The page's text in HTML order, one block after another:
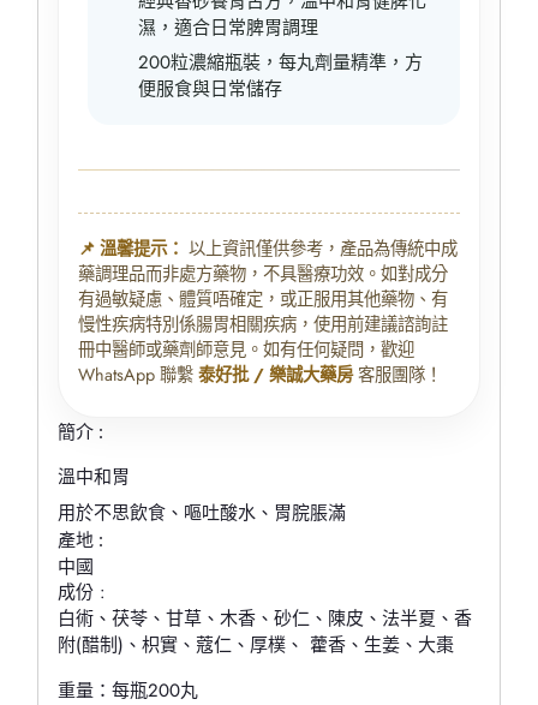
濕，適合日常脾胃調理
200粒濃縮瓶裝，每丸劑量精準，方
便服食與日常儲存
📌 溫馨提示： 以上資訊僅供參考，產品為傳統中成
藥調理品而非處方藥物，不具醫療功效。如對成分
有過敏疑慮、體質唔確定，或正服用其他藥物、有
慢性疾病特別係腸胃相關疾病，使用前建議諮詢註
冊中醫師或藥劑師意見。如有任何疑問，歡迎
WhatsApp 聯繫 泰好批 / 樂誠大藥房客服團隊！
簡介 :
溫中和胃
用於不思飲食、嘔吐酸水、胃脘脹滿
產地 :
中國
成份 :
白術、茯苓、甘草、木香、砂仁、陳皮、法半夏、香
附(醋制)、枳實、蔻仁、厚樸、 藿香、生姜、大棗
重量：每瓶200丸